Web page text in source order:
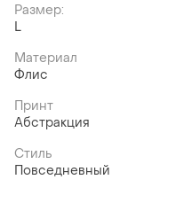
Размер:
L
Материал
Флис
Принт
Абстракция
Стиль
Повседневный